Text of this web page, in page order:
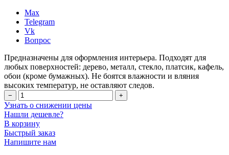
Max
Telegram
Vk
Вопрос
Предназначены для оформления интерьера. Подходят для
любых поверхностей: дерево, металл, стекло, платсик, кафель,
обои (кроме бумажных). Не боятся влажности и вляния
высоких температур, не оставляют следов.
− +
Узнать о снижении цены
Нашли дешевле?
В корзину
Быстрый заказ
Напишите нам